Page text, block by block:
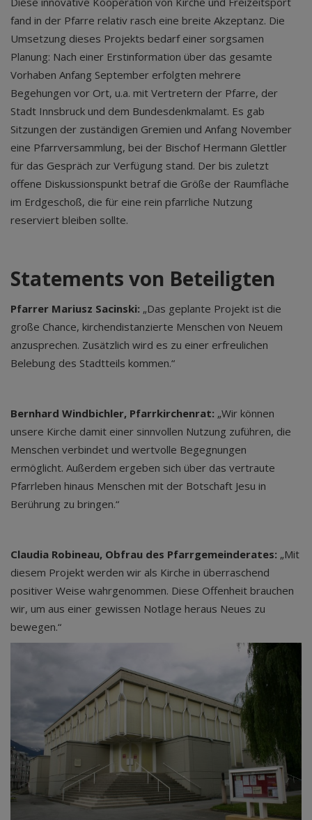
fand in der Pfarre relativ rasch eine breite Akzeptanz. Die
Umsetzung dieses Projekts bedarf einer sorgsamen
Planung: Nach einer Erstinformation über das gesamte
Vorhaben Anfang September erfolgten mehrere
Begehungen vor Ort, u.a. mit Vertretern der Pfarre, der
Stadt Innsbruck und dem Bundesdenkmalamt. Es gab
Sitzungen der zuständigen Gremien und Anfang November
eine Pfarrversammlung, bei der Bischof Hermann Glettler
für das Gespräch zur Verfügung stand. Der bis zuletzt
offene Diskussionspunkt betraf die Größe der Raumfläche
im Erdgeschoß, die für eine rein pfarrliche Nutzung
reserviert bleiben sollte.
Statements von Beteiligten
Pfarrer Mariusz Sacinski: „Das geplante Projekt ist die
große Chance, kirchendistanzierte Menschen von Neuem
anzusprechen. Zusätzlich wird es zu einer erfreulichen
Belebung des Stadtteils kommen.“
Bernhard Windbichler, Pfarrkirchenrat: „Wir können
unsere Kirche damit einer sinnvollen Nutzung zuführen, die
Menschen verbindet und wertvolle Begegnungen
ermöglicht. Außerdem ergeben sich über das vertraute
Pfarrleben hinaus Menschen mit der Botschaft Jesu in
Berührung zu bringen.“
Claudia Robineau, Obfrau des Pfarrgemeinderates: „Mit
diesem Projekt werden wir als Kirche in überraschend
positiver Weise wahrgenommen. Diese Offenheit brauchen
wir, um aus einer gewissen Notlage heraus Neues zu
bewegen.“